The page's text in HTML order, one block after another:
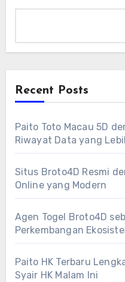
Recent Posts
Paito Toto Macau 5D
Riwayat Data yang
Situs Broto4D Resmi
Online yang Modern
Agen Togel Broto4D
Perkembangan
Paito HK Terbaru
Syair HK Malam Ini